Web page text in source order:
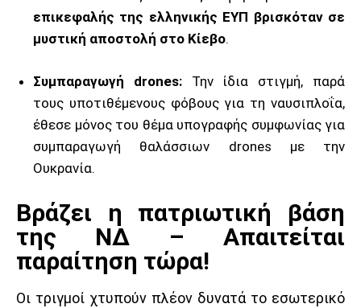
επικεφαλής της ελληνικής ΕΥΠ βρισκόταν σε
μυστική αποστολή στο Κίεβο.
Συμπαραγωγή drones:Την ίδια στιγμή, παρά
τους υποτιθέμενους φόβους για τη ναυσιπλοΐα,
έθεσε μόνος του θέμα υπογραφής συμφωνίας για
συμπαραγωγή θαλάσσιων drones με την
Ουκρανία.
Βράζει η πατριωτική βάση
της ΝΔ – Απαιτείται
παραίτηση τώρα!
Οι τριγμοί χτυπούν πλέον δυνατά το εσωτερικό